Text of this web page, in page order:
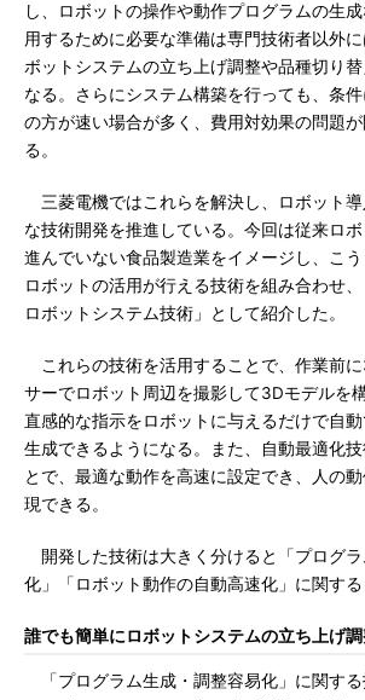
し、ロボットの操作や動作プログラムの生
用するために必要な準備は専門技術者以外
ボットシステムの立ち上げ調整や品種切り
なる。さらにシステム構築を行っても、条
の方が速い場合が多く、費用対効果の問題
る。
三菱電機ではこれらを解決し、ロボット導
な技術開発を推進している。今回は従来ロ
進んでいない食品製造業をイメージし、こ
ロボットの活用が行える技術を組み合わせ
ロボットシステム技術」として紹介した。
これらの技術を活用することで、作業前
サーでロボット周辺を撮影して3Dモデルを
直感的な指示をロボットに与えるだけで自
生成できるようになる。また、自動最適化
とで、最適な動作を高速に設定でき、人の
現できる。
開発した技術は大きく分けると「プログ
化」「ロボット動作の自動高速化」に関する
誰でも簡単にロボットシステムの立ち上げ
「プログラム生成・調整容易化」に関す